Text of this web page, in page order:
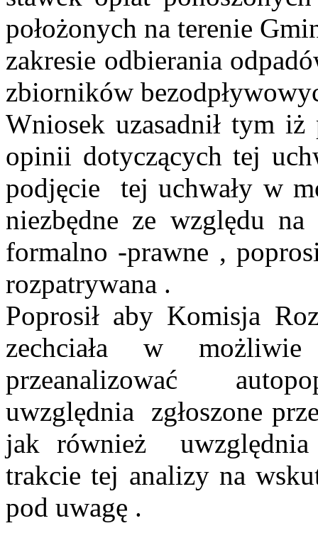
położonych na terenie
zakresie odbierania
zbiorników
Wniosek uzasadnił tym
opinii dotyczących tej
podjęcie
tej uchwały w
niezbędne ze względu
formalno -prawne ,
rozpatrywana .
Poprosił aby Komisja
zechciała wmożliwie
przeanalizować
uwzględnia
zgłoszone
jak również
trakcie tej analizy na
pod uwagę .